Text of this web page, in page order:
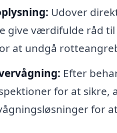
Udover
give værdifulde råd til
at undgå
Efter
for at sikre,
for